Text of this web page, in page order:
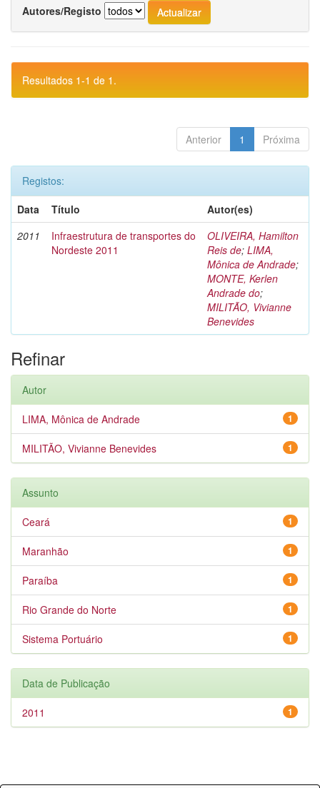
Autores/Registo
Resultados 1-1 de 1.
Anterior 1 Próxima
Registos:
Data
Título
Autor(es)
2011
Infraestrutura de transportes do
Nordeste 2011
OLIVEIRA, Hamilton
Reis de; LIMA,
Mônica de Andrade;
MONTE, Kerlen
Andrade do;
MILITÃO, Vivianne
Benevides
Refinar
Autor
1
LIMA, Mônica de Andrade
1
MILITÃO, Vivianne Benevides
Assunto
1
Ceará
1
Maranhão
1
Paraíba
1
Rio Grande do Norte
1
Sistema Portuário
Data de Publicação
1
2011